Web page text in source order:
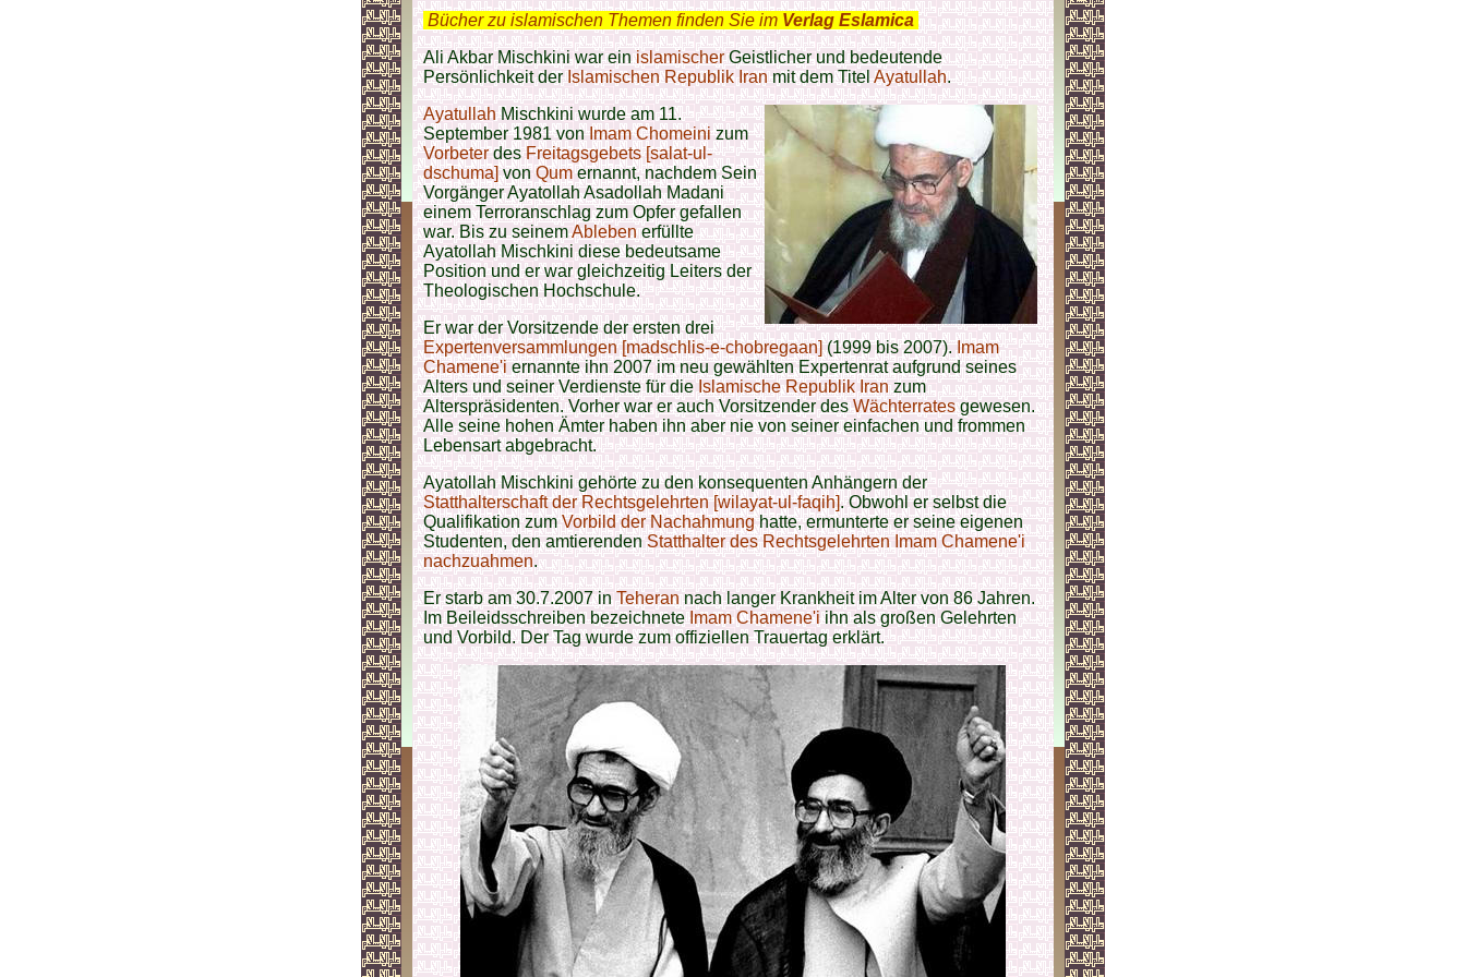
Bücher zu islamischen Themen finden Sie im Verlag Eslamica
Ali Akbar Mischkini war einislamischerGeistlicher und bedeutende
Persönlichkeit derIslamischen Republik Iranmit dem TitelAyatullah.
AyatullahMischkini wurde am 11.
September 1981 vonImam Chomeinizum
VorbeterdesFreitagsgebets [salat-ul-
dschuma]vonQumernannt, nachdem Sein
Vorgänger Ayatollah Asadollah Madani
einem Terroranschlag zum Opfer gefallen
war. Bis zu seinemAblebenerfüllte
Ayatollah Mischkini diese bedeutsame
Position und er war gleichzeitig Leiters der
Theologischen Hochschule.
Er war der Vorsitzende der ersten drei
Expertenversammlungen [madschlis-e-chobregaan](1999 bis 2007).Imam
Chamene'iernannte ihn 2007 im neu gewählten Expertenrat aufgrund seines
Alters und seiner Verdienste für dieIslamische Republik Iranzum
Alterspräsidenten. Vorher war er auch Vorsitzender desWächterratesgewesen.
Alle seine hohen Ämter haben ihn aber nie von seiner einfachen und frommen
Lebensart abgebracht.
Ayatollah Mischkini gehörte zu den konsequenten Anhängern der
Statthalterschaft der Rechtsgelehrten [wilayat-ul-faqih]. Obwohl er selbst die
Qualifikation zumVorbild der Nachahmunghatte, ermunterte er seine eigenen
Studenten, den amtierendenStatthalter des Rechtsgelehrten Imam Chamene'i
nachzuahmen.
Er starb am 30.7.2007 inTeherannach langer Krankheit im Alter von 86 Jahren.
Im Beileidsschreiben bezeichneteImam Chamene'iihn als großen Gelehrten
und Vorbild. Der Tag wurde zum offiziellen Trauertag erklärt.